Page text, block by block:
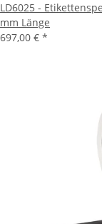
LD6025 -
mm Länge
697,00 € *